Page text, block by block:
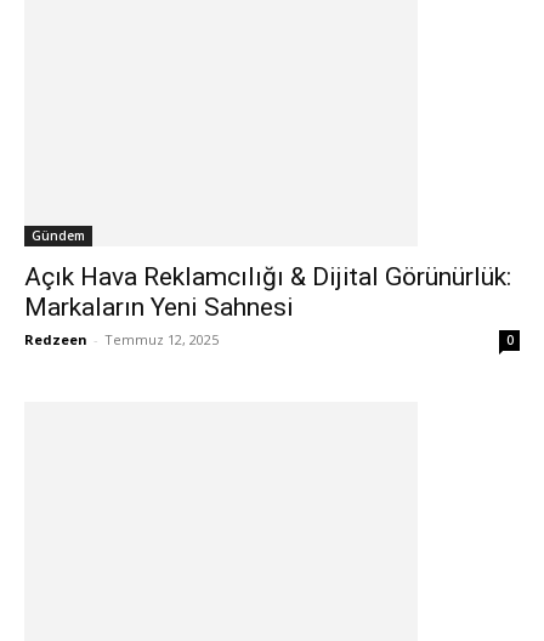
Gündem
Açık Hava Reklamcılığı & Dijital Görünürlük:
Markaların Yeni Sahnesi
Redzeen - Temmuz 12, 2025 0